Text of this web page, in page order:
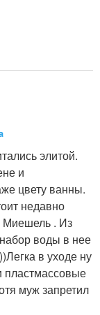
элитой.
и
цвету ванны.
недавно
Миешель . Из
воды в нее
в уходе ну
пластмассовые
муж запретил